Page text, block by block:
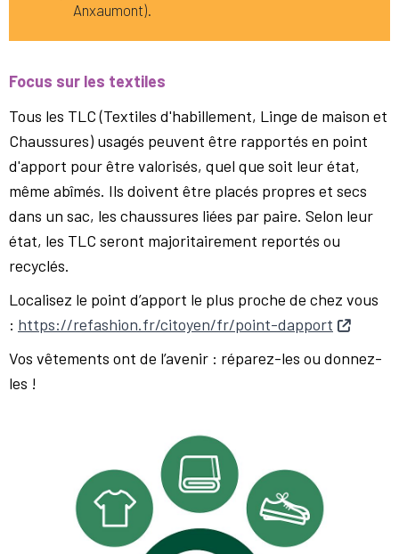
Anxaumont).
Focus sur les textiles
Tous les TLC (Textiles d'habillement, Linge de maison et
Chaussures) usagés peuvent être rapportés en point
d'apport pour être valorisés, quel que soit leur état,
même abîmés. Ils doivent être placés propres et secs
dans un sac, les chaussures liées par paire. Selon leur
état, les TLC seront majoritairement reportés ou
recyclés.
Localisez le point d’apport le plus proche de chez vous
: https://refashion.fr/citoyen/fr/point-dapport
Vos vêtements ont de l’avenir : réparez-les ou donnez-
les !